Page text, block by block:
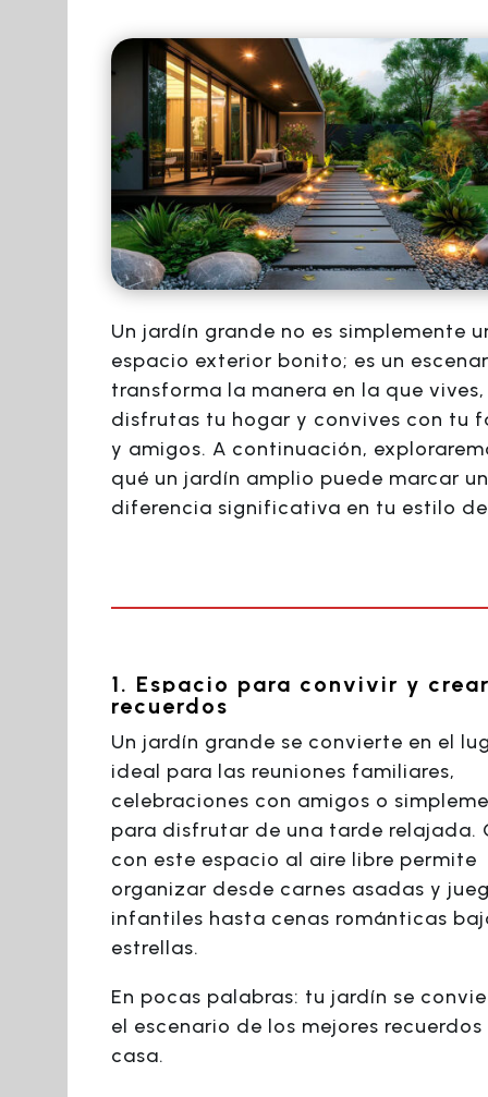
Un jardín grande no es simplemente
espacio exterior bonito; es un
transforma la manera en la que vives,
disfrutas tu hogar y convives con tu
y amigos. A continuación,
qué un jardín amplio puede marcar
diferencia significativa en tu estilo
1. Espacio para convivir y
recuerdos
Un jardín grande se convierte en el
ideal para las reuniones familiares,
celebraciones con amigos o
para disfrutar de una tarde relajada.
con este espacio al aire libre permite
organizar desde carnes asadas y
infantiles hasta cenas románticas
estrellas.
En pocas palabras: tu jardín se
el escenario de los mejores recuerdos
casa.